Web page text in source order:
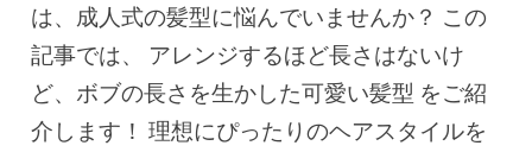
は、成人式の髪型に悩んでいませんか？ この
記事では、 アレンジするほど長さはないけ
ど、ボブの長さを生かした可愛い髪型 をご紹
介します！ 理想にぴったりのヘアスタイルを